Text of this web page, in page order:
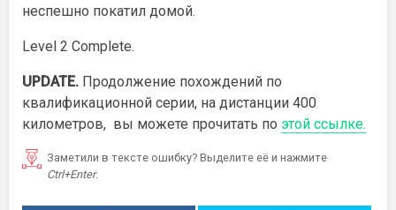
неспешно покатил домой.
Level 2 Complete.
UPDATE. Продолжение похождений по
квалификационной серии, на дистанции 400
километров, вы можете прочитать по этой ссылке.
Заметили в тексте ошибку? Выделите её и нажмите
Ctrl+Enter.